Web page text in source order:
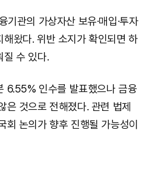
관의 가상자산 보유·매입·투자
왔다. 위반 소지가 확인되면 하
질 수 있다.
6.55% 인수를 발표했으나 금융
은 것으로 전해졌다. 관련 법제
회 논의가 향후 진행될 가능성이